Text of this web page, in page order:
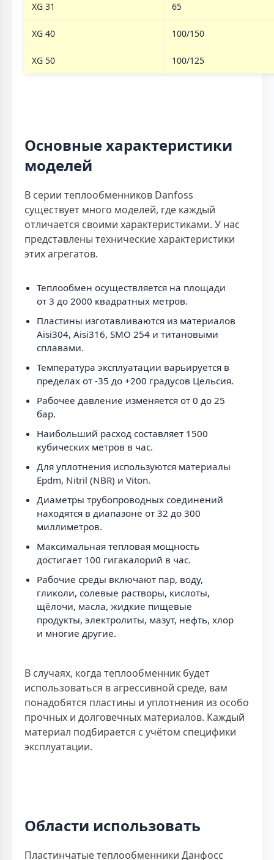
XG 31 65
XG 40 100/150
XG 50 100/125
Основные характеристики
моделей
В серии теплообменников Danfoss
существует много моделей, где каждый
отличается своими характеристиками. У нас
представлены технические характеристики
этих агрегатов.
Теплообмен осуществляется на площади
от 3 до 2000 квадратных метров.
Пластины изготавливаются из материалов
Aisi304, Aisi316, SMO 254 и титановыми
сплавами.
Температура эксплуатации варьируется в
пределах от -35 до +200 градусов Цельсия.
Рабочее давление изменяется от 0 до 25
бар.
Наибольший расход составляет 1500
кубических метров в час.
Для уплотнения используются материалы
Epdm, Nitril (NBR) и Viton.
Диаметры трубопроводных соединений
находятся в диапазоне от 32 до 300
миллиметров.
Максимальная тепловая мощность
достигает 100 гигакалорий в час.
Рабочие среды включают пар, воду,
гликоли, солевые растворы, кислоты,
щёлочи, масла, жидкие пищевые
продукты, электролиты, мазут, нефть, хлор
и многие другие.
В случаях, когда теплообменник будет
использоваться в агрессивной среде, вам
понадобятся пластины и уплотнения из особо
прочных и долговечных материалов. Каждый
материал подбирается с учётом специфики
эксплуатации.
Области использовать
Пластинчатые теплообменники Данфосс